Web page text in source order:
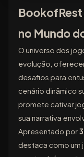
no Mundo
O universo dos
evolução,
desafios para
cenário dinâmico
promete cativar
sua narrativa
Apresentado por
destaca como um